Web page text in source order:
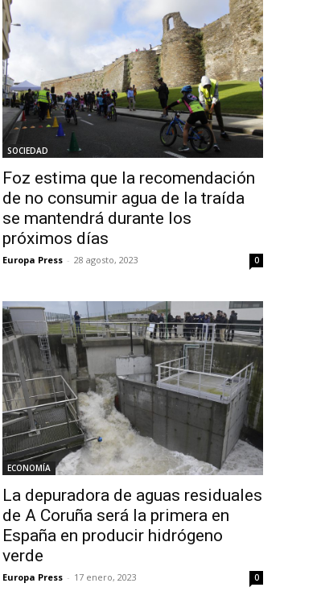
SOCIEDAD
Foz estima que la recomendación
de no consumir agua de la traída
se mantendrá durante los
próximos días
Europa Press - 28 agosto, 2023 0
ECONOMÍA
La depuradora de aguas residuales
de A Coruña será la primera en
España en producir hidrógeno
verde
Europa Press - 17 enero, 2023 0